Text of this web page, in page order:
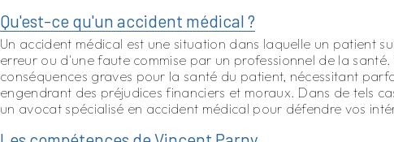
Qu'est-ce qu'un accident médical ?
Un accident médical est une situation dans laquelle un patient
erreur ou d'une faute commise par un professionnel de la
conséquences graves pour la santé du patient, nécessitant
engendrant des préjudices financiers et moraux. Dans de tels
un avocat spécialisé en accident médical pour défendre vos